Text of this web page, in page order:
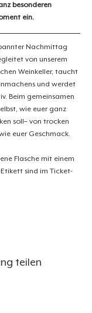
besonderen
ein.
Nachmittag
von unserem
Weinkeller, taucht
und werdet
Beim gemeinsamen
wie euer ganz
soll– von trocken
euer Geschmack.
Flasche mit einem
sind im Ticket-
teilen